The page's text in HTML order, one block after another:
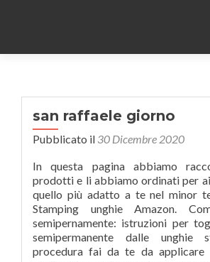
san raffaele giorno
Pubblicato il 30 Dicembre 2020
In questa pagina abbiamo
prodotti e li abbiamo ordinati per
quello più adatto a te nel minor
Stamping unghie Amazon.
semipernamente: istruzioni per
semipermanente dalle unghie
procedura fai da te da applicare